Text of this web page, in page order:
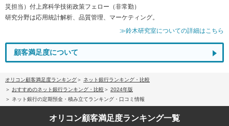
災担当）付上席科学技術政策フェロー（非常勤）
研究分野は応用統計解析、品質管理、マーケティング。
≫鈴木研究室についての詳細はこちら
顧客満足度について
オリコン顧客満足度ランキング
ネット銀行ランキング・比較
おすすめのネット銀行ランキング・比較
2024年版
ネット銀行の定期預金・積み立てランキング・口コミ情報
オリコン顧客満足度ランキング一覧